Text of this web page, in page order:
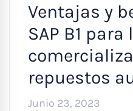
Ventajas y
SAP B1 para
repuestos
Junio 23, 2023